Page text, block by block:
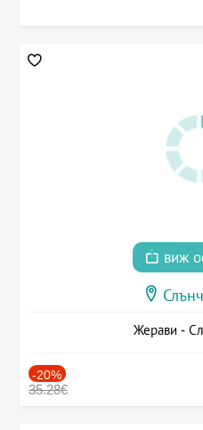
виж
Жерави -
-20%
35.28€